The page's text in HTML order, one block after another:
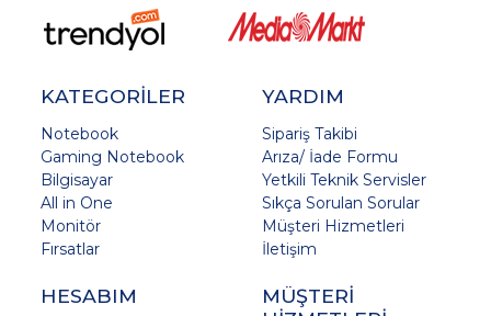
KATEGORİLER
Notebook
Gaming Notebook
Bilgisayar
All in One
Monitör
Fırsatlar
YARDIM
Sipariş Takibi
Arıza/ İade Formu
Yetkili Teknik Servisler
Sıkça Sorulan Sorular
Müşteri Hizmetleri
İletişim
HESABIM
MÜŞTERİ